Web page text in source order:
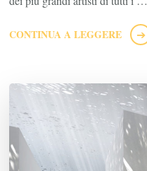
CONTINUA A LEGGERE